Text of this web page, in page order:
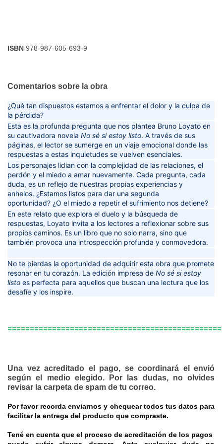
Y
CAJA
MISTERIOSA
MARÍA
MAGDALENA
LENNER
DE
LÓPEZ
EDICIÓN
IMPRESAERNESTINA
LA
MISTERIOSA
MARÍA
MAGDALENA
ISBN 978-987-605-693-9
Comentarios sobre la obra
¿Qué tan dispuestos estamos a enfrentar el dolor y la culpa de
la pérdida?
Esta es la profunda pregunta que nos plantea Bruno Loyato en
su cautivadora novela No sé si estoy listo. A través de sus
páginas, el lector se sumerge en un viaje emocional donde las
respuestas a estas inquietudes se vuelven esenciales.
Los personajes lidian con la complejidad de las relaciones, el
perdón y el miedo a amar nuevamente. Cada pregunta, cada
duda, es un reflejo de nuestras propias experiencias y
anhelos. ¿Estamos listos para dar una segunda
oportunidad? ¿O el miedo a repetir el sufrimiento nos detiene?
En este relato que explora el duelo y la búsqueda de
respuestas, Loyato invita a los lectores a reflexionar sobre sus
propios caminos. Es un libro que no solo narra, sino que
también provoca una introspección profunda y conmovedora.
No te pierdas la oportunidad de adquirir esta obra que promete
resonar en tu corazón. La edición impresa de No sé si estoy
listo es perfecta para aquellos que buscan una lectura que los
desafíe y los inspire.
Una vez acreditado el pago, se coordinará el envió
según el medio elegido. Por las dudas, no olvides
revisar la carpeta de spam de tu correo.
Por favor recorda enviarnos y chequear todos tus datos para
facilitar la entrega del producto que compraste.
Tené en cuenta que el proceso de acreditación de los pagos